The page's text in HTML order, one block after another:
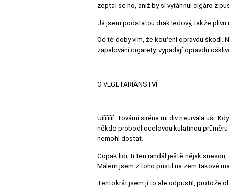
zeptal se ho, aniž by si vytáhnul cigáro z
Já jsem podstatou drak ledový, takže plivu
Od té doby vím, že kouření opravdu škodí.
zapalování cigarety, vypadají opravdu
............................................................................
O VEGETARIÁNSTVÍ
Uíííííííí. Tovární siréna mi div neurvala uši.
někdo probodl ocelovou kulatinou
nemohl dostat.
Copak lidi, ti ten randál ještě nějak
Málem jsem z toho pustil na zem takové
Tentokrát jsem jí to ale odpustil, protože